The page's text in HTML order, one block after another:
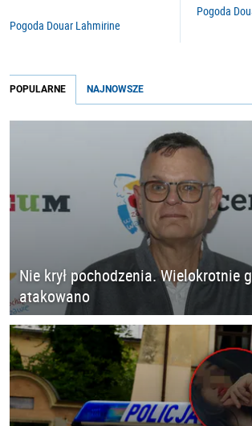
Pogoda Douar Lahmirine
Pogoda
POPULARNE NAJNOWSZE
Nie krył pochodzenia. Wielokrotnie
atakowano